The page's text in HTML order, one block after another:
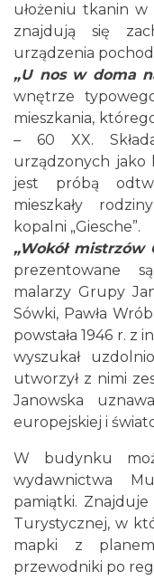
ułożeniu tkanin
znajdują się
urządzenia
„U nos w doma
wnętrze
mieszkania,
– 60 XX.
urządzonych jako
jest próbą
mieszkały
kopalni „Giesche”.
„Wokół mistrzów
prezentowane
malarzy Grupy
Sówki, Pawła
powstała 1946 r. z
wyszukał
utworzył z nimi
Janowska
europejskiej i
W budynku
wydawnictwa
pamiątki.
Turystycznej, w
mapki z
przewodniki po